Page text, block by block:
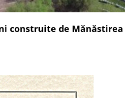
construite de Mănăstirea